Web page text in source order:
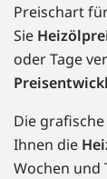
Preischart
Sie
oder Tage
Die
Ihnen die
Wochen und